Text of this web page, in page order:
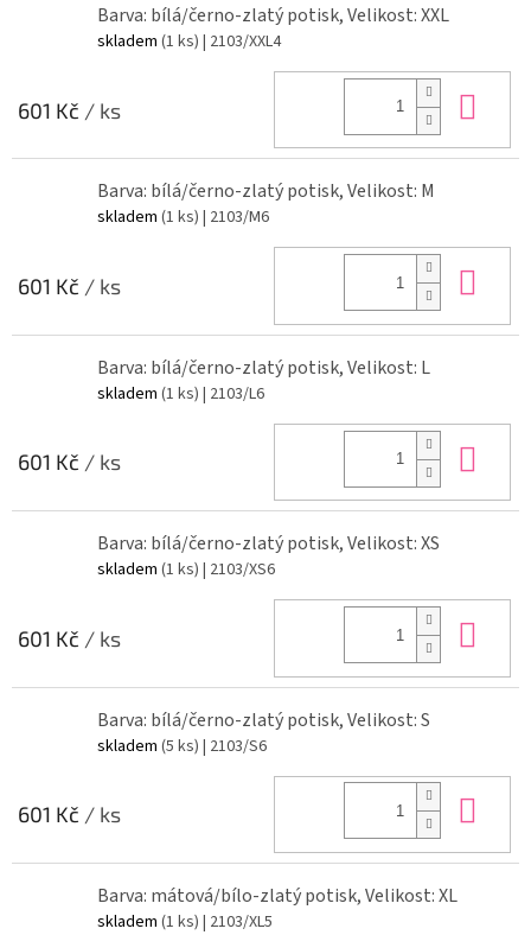
Barva: bílá/černo-zlatý potisk, Velikost: XXL
skladem (1 ks) | 2103/XXL4
601 Kč / ks
Barva: bílá/černo-zlatý potisk, Velikost: M
skladem (1 ks) | 2103/M6
601 Kč / ks
Barva: bílá/černo-zlatý potisk, Velikost: L
skladem (1 ks) | 2103/L6
601 Kč / ks
Barva: bílá/černo-zlatý potisk, Velikost: XS
skladem (1 ks) | 2103/XS6
601 Kč / ks
Barva: bílá/černo-zlatý potisk, Velikost: S
skladem (5 ks) | 2103/S6
601 Kč / ks
Barva: mátová/bílo-zlatý potisk, Velikost: XL
skladem (1 ks) | 2103/XL5